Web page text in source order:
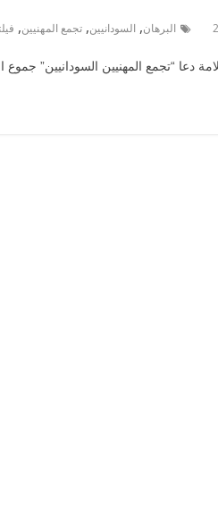
البرهان, السودانيين, تجمع المهنيين,
دعا “تجمع المهنيين السودانيين”